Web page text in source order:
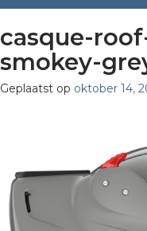
casque-
smokey-
Geplaatst op oktober 14,